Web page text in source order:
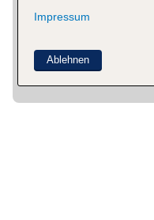
Impressum
Ablehnen